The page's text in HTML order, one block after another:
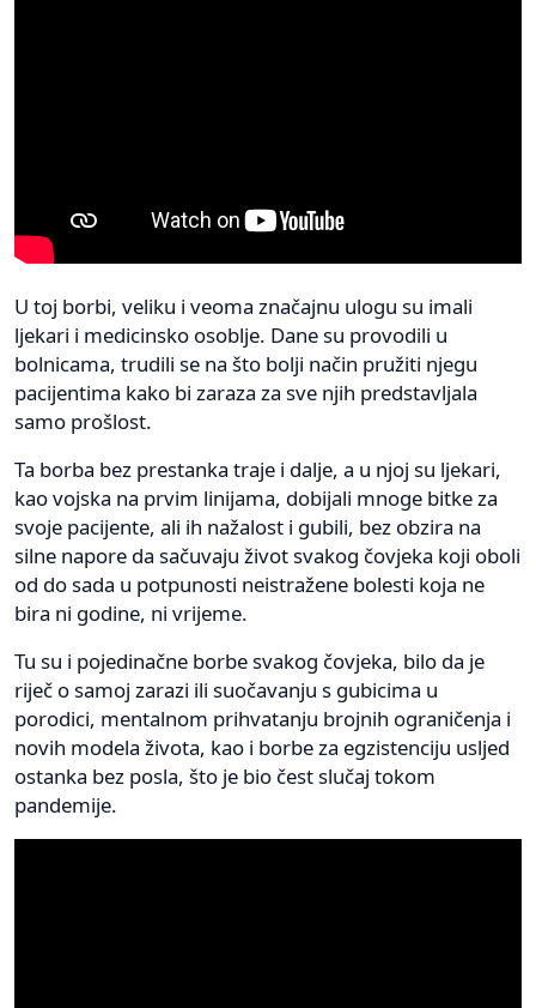
U toj borbi, veliku i veoma značajnu ulogu su imali
ljekari i medicinsko osoblje. Dane su provodili u
bolnicama, trudili se na što bolji način pružiti njegu
pacijentima kako bi zaraza za sve njih predstavljala
samo prošlost.
Ta borba bez prestanka traje i dalje, a u njoj su ljekari,
kao vojska na prvim linijama, dobijali mnoge bitke za
svoje pacijente, ali ih nažalost i gubili, bez obzira na
silne napore da sačuvaju život svakog čovjeka koji oboli
od do sada u potpunosti neistražene bolesti koja ne
bira ni godine, ni vrijeme.
Tu su i pojedinačne borbe svakog čovjeka, bilo da je
riječ o samoj zarazi ili suočavanju s gubicima u
porodici, mentalnom prihvatanju brojnih ograničenja i
novih modela života, kao i borbe za egzistenciju usljed
ostanka bez posla, što je bio čest slučaj tokom
pandemije.